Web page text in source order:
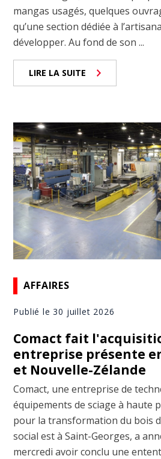
mangas usagés, quelques
qu’une section dédiée à
développer. Au fond de son ...
LIRE LA SUITE
AFFAIRES
Publié le 30 juillet 2026
Comact fait
entreprise présente
et Nouvelle-Zélande
Comact, une entreprise de
équipements de sciage à haute
pour la transformation du bois
social est à Saint-Georges, a
mercredi avoir conclu une